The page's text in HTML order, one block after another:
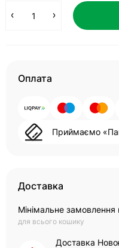
Оплата
Приймаємо
Доставка
Мінімальне замовлення
для всього кошику
Доставка